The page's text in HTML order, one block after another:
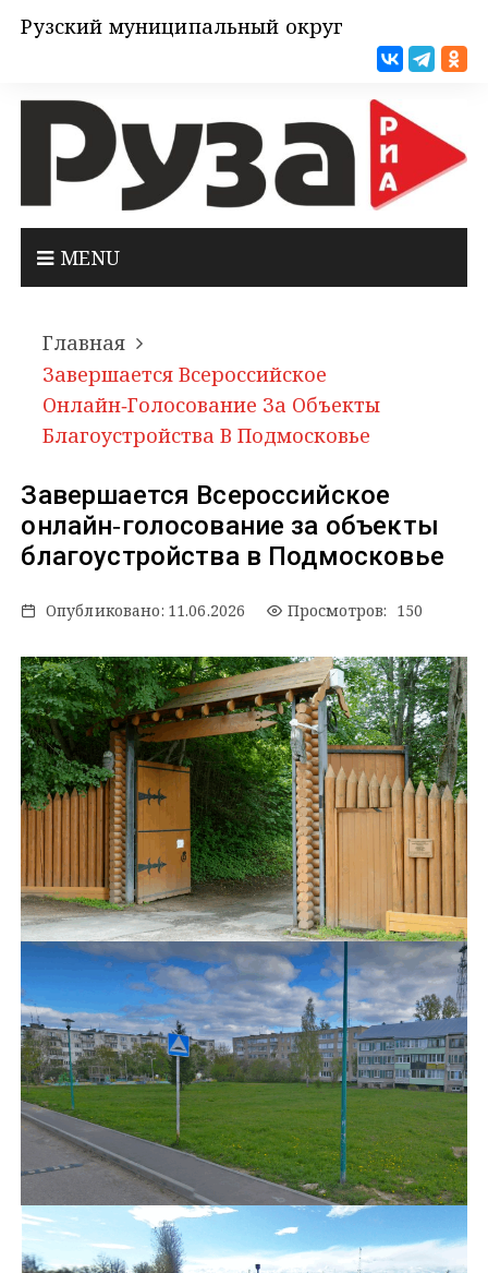
Рузский муниципальный округ
MENU
Главная
Завершается Всероссийское
Онлайн‑голосование За Объекты
Благоустройства В Подмосковье
Завершается Всероссийское
онлайн‑голосование за объекты
благоустройства в Подмосковье
Опубликовано: 11.06.2026 Просмотров: 150